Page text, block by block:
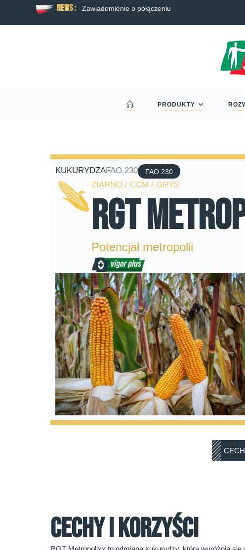
News :
RAGT Zawiadomienie o połączeniu
PRODUKTY
KUKURYDZAFAO 230 FAO 230
ZIARNO / CCM / GRYS
RGT
Potencjał metropolii
CECHY I KORZYŚCI